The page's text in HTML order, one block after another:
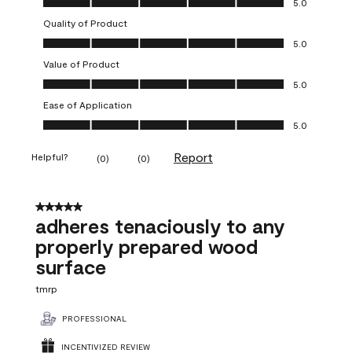
Quality of Product
Quality of Product, 5.0 out of 5
5.0
Value of Product
Value of Product, 5.0 out of 5
5.0
Ease of Application
Ease of Application, 5.0 out of 5
5.0
Helpful? (0) (0) Report
5 out of 5 stars.
adheres tenaciously to any
properly prepared wood
surface
tmrp
PROFESSIONAL
INCENTIVIZED REVIEW